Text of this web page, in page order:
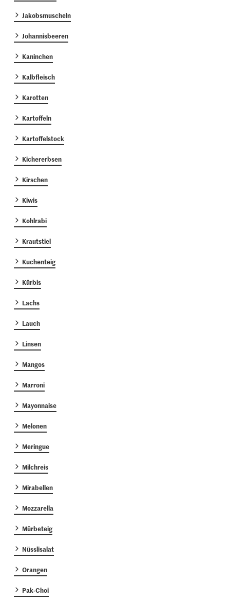
Jakobsmuscheln
Johannisbeeren
Kaninchen
Kalbfleisch
Karotten
Kartoffeln
Kartoffelstock
Kichererbsen
Kirschen
Kiwis
Kohlrabi
Krautstiel
Kuchenteig
Kürbis
Lachs
Lauch
Linsen
Mangos
Marroni
Mayonnaise
Melonen
Meringue
Milchreis
Mirabellen
Mozzarella
Mürbeteig
Nüsslisalat
Orangen
Pak-Choi